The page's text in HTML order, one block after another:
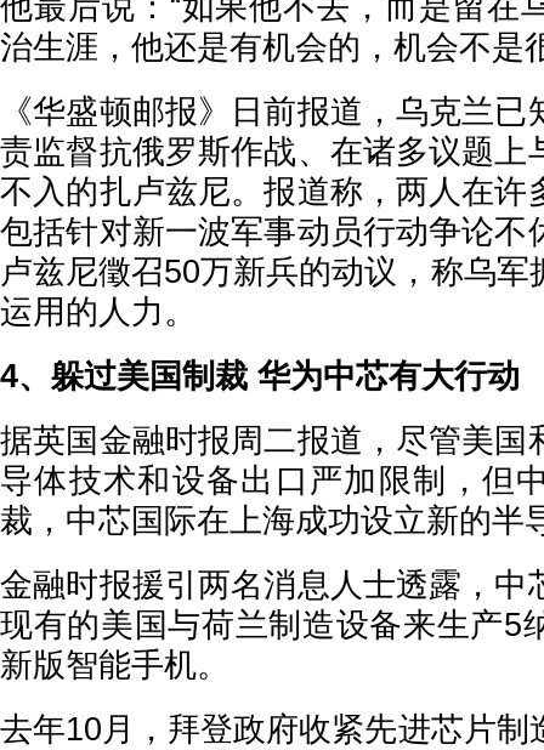
他最后说：“如果他不去，而是留在
治生涯，他还是有机会的，机会不是
《华盛顿邮报》日前报道，乌克兰
责监督抗俄罗斯作战、在诸多议题上
不入的扎卢兹尼。报道称，两人在许
包括针对新一波军事动员行动争论不
卢兹尼徵召50万新兵的动议，称乌军
运用的人力。
4、躲过美国制裁 华为中芯有大行动
据英国金融时报周二报道，尽管美国
导体技术和设备出口严加限制，但
裁，中芯国际在上海成功设立新的半
金融时报援引两名消息人士透露，中
现有的美国与荷兰制造设备来生产5
新版智能手机。
去年10月，拜登政府收紧先进芯片制